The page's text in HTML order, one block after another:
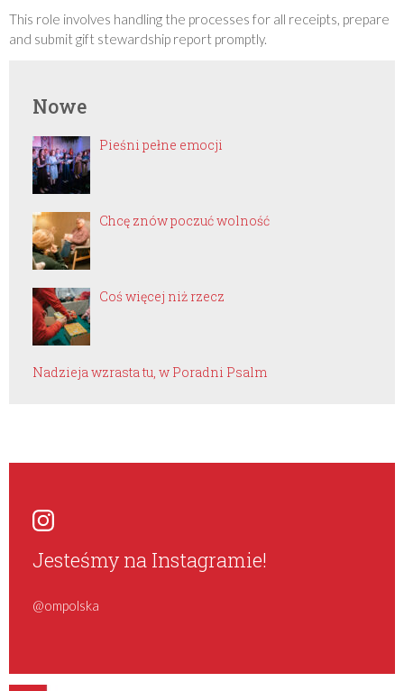
This role involves handling the processes for all receipts, prepare
and submit gift stewardship report promptly.
Nowe
Pieśni pełne emocji
Chcę znów poczuć wolność
Coś więcej niż rzecz
Nadzieja wzrasta tu, w Poradni Psalm
Jesteśmy na Instagramie!
@ompolska